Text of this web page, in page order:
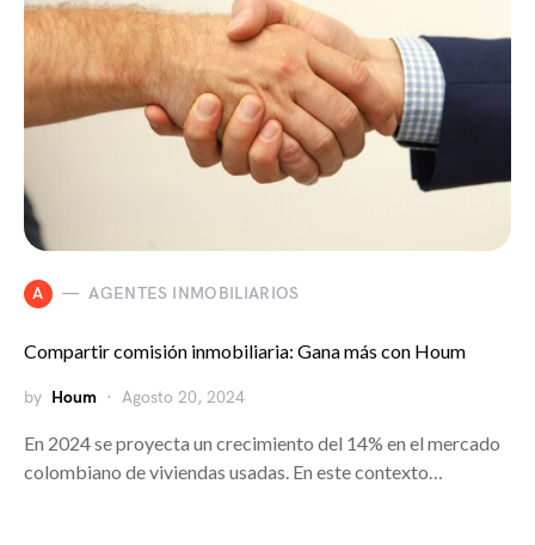
A AGENTES INMOBILIARIOS
Compartir comisión inmobiliaria: Gana más con Houm
by Houm Agosto 20, 2024
En 2024 se proyecta un crecimiento del 14% en el mercado
colombiano de viviendas usadas. En este contexto…